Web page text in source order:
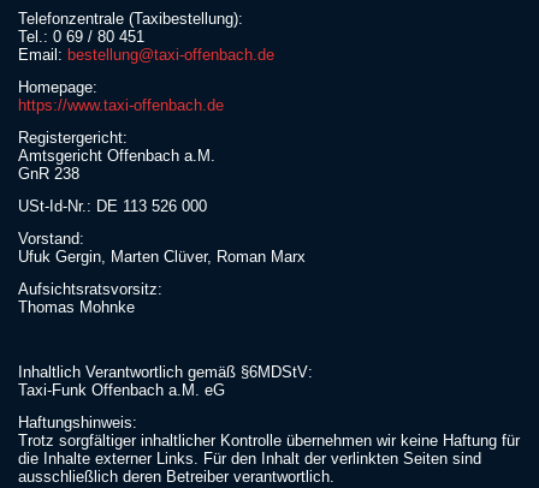
Telefonzentrale (Taxibestellung):
Tel.: 0 69 / 80 451
Email: bestellung@taxi-offenbach.de
Homepage:
https://www.taxi-offenbach.de
Registergericht:
Amtsgericht Offenbach a.M.
GnR 238
USt-Id-Nr.: DE 113 526 000
Vorstand:
Ufuk Gergin, Marten Clüver, Roman Marx
Aufsichtsratsvorsitz:
Thomas Mohnke
Inhaltlich Verantwortlich gemäß §6MDStV:
Taxi-Funk Offenbach a.M. eG
Haftungshinweis:
Trotz sorgfältiger inhaltlicher Kontrolle übernehmen wir keine Haftung für
die Inhalte externer Links. Für den Inhalt der verlinkten Seiten sind
ausschließlich deren Betreiber verantwortlich.